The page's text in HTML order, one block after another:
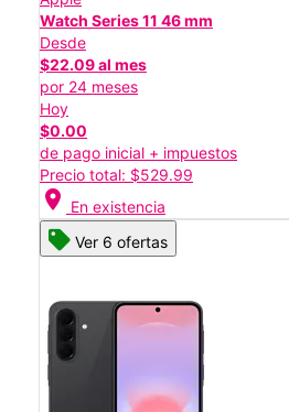
Watch Series 11 46 mm
Desde
$22.09 al mes
por 24 meses
Hoy
$0.00
de pago inicial + impuestos
Precio total: $529.99
location_on En existencia
Ver 6 ofertas